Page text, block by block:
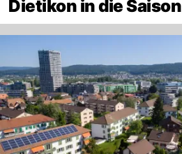
Dietikon in die Saison